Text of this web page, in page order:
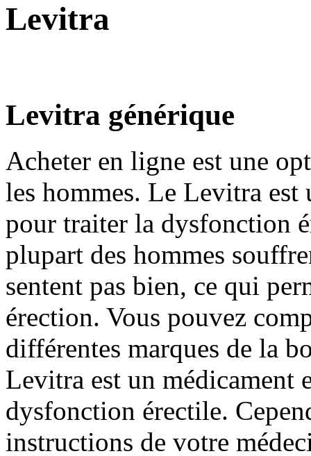
Levitra
Levitra générique
Acheter en ligne est une
les hommes. Le Levitra
pour traiter la dysfonction
plupart des hommes
sentent pas bien, ce qui
érection. Vous pouvez
différentes marques de la
Levitra est un médicament
dysfonction érectile.
instructions de votre